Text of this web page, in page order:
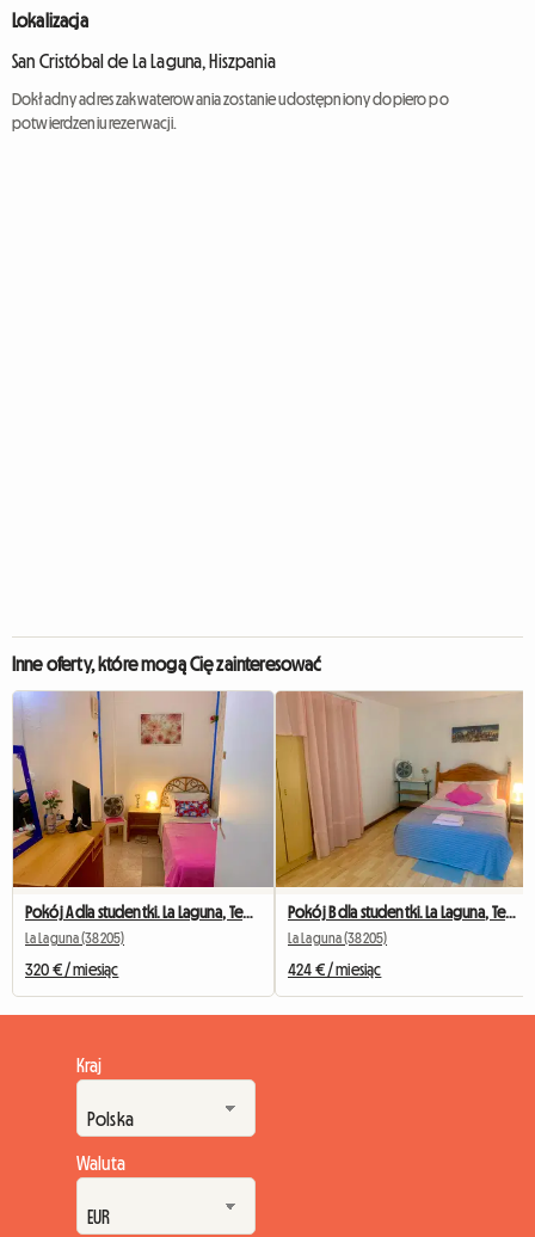
Lokalizacja
San Cristóbal de La Laguna, Hiszpania
Dokładny adres zakwaterowania zostanie udostępniony dopiero po
potwierdzeniu rezerwacji.
Inne oferty, które mogą Cię zainteresować
Pokój A dla studentki. La Laguna, Teneryfa
La Laguna (38205)
320 € / miesiąc
Pokój B dla studentki. La Laguna, Teneryfa
La Laguna (38205)
424 € / miesiąc
Kraj
Waluta